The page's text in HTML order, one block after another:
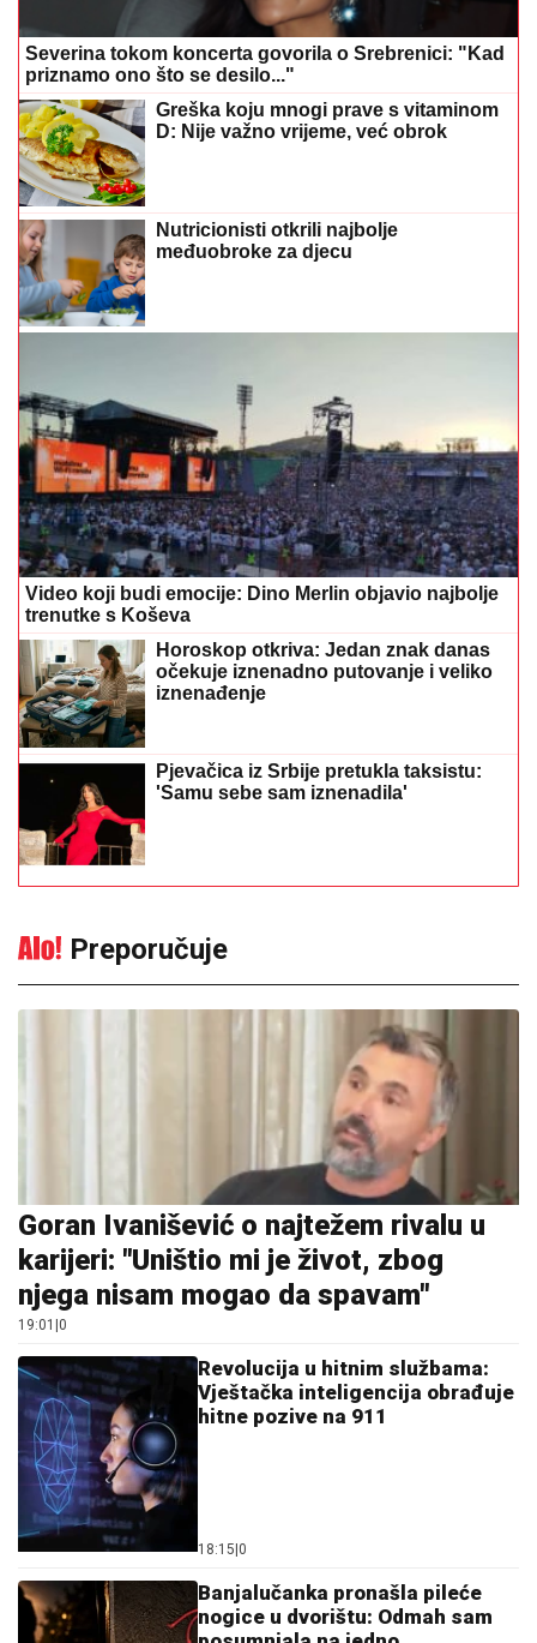
Severina tokom koncerta govorila o Srebrenici: "Kad
priznamo ono što se desilo..."
Greška koju mnogi prave s vitaminom
D: Nije važno vrijeme, već obrok
Nutricionisti otkrili najbolje
međuobroke za djecu
Video koji budi emocije: Dino Merlin objavio najbolje
trenutke s Koševa
Horoskop otkriva: Jedan znak danas
očekuje iznenadno putovanje i veliko
iznenađenje
Pjevačica iz Srbije pretukla taksistu:
'Samu sebe sam iznenadila'
Preporučuje
Goran Ivanišević o najtežem rivalu u
karijeri: "Uništio mi je život, zbog
njega nisam mogao da spavam"
19:01 0
Revolucija u hitnim službama:
Vještačka inteligencija obrađuje
hitne pozive na 911
18:15 0
Banjalučanka pronašla pileće
nogice u dvorištu: Odmah sam